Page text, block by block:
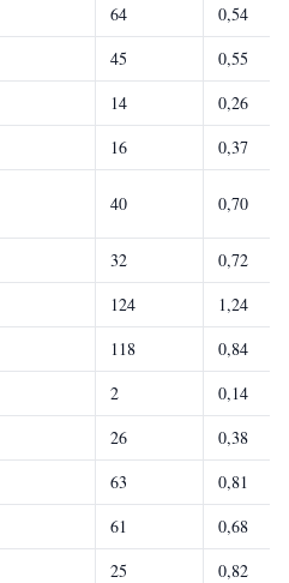
64
0,54
45
0,55
14
0,26
16 0,37
40 0,70
32
0,72
124
1,24
118
0,84
2
0,14
26
0,38
63
0,81
61
0,68
25
0,82